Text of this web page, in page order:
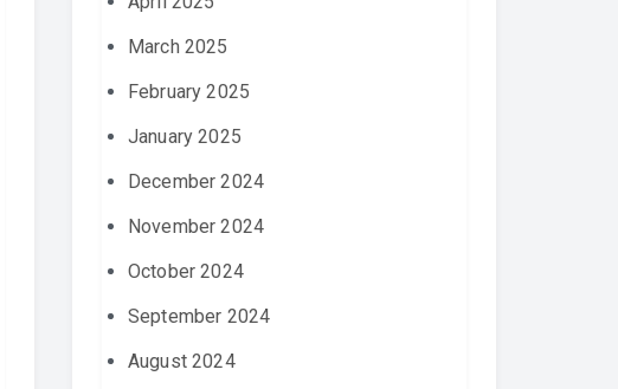
March 2025
February 2025
January 2025
December 2024
November 2024
October 2024
September 2024
August 2024